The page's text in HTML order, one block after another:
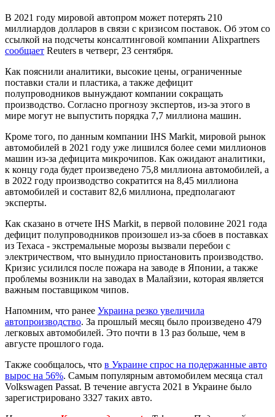
В 2021 году мировой автопром может потерять 210
миллиардов долларов в связи с кризисом поставок. Об этом со
ссылкой на подсчеты консалтинговой компании Alixpartners
сообщает Reuters в четверг, 23 сентября.
Как пояснили аналитики, высокие цены, ограниченные
поставки стали и пластика, а также дефицит
полупроводников вынуждают компании сокращать
производство. Согласно прогнозу экспертов, из-за этого в
мире могут не выпустить порядка 7,7 миллиона машин.
Кроме того, по данным компании IHS Markit, мировой рынок
автомобилей в 2021 году уже лишился более семи миллионов
машин из-за дефицита микрочипов. Как ожидают аналитики,
к концу года будет произведено 75,8 миллиона автомобилей, а
в 2022 году производство сократится на 8,45 миллиона
автомобилей и составит 82,6 миллиона, предполагают
эксперты.
Как сказано в отчете IHS Markit, в первой половине 2021 года
дефицит полупроводников произошел из-за сбоев в поставках
из Техаса - экстремальные морозы вызвали перебои с
электричеством, что вынудило приостановить производство.
Кризис усилился после пожара на заводе в Японии, а также
проблемы возникли на заводах в Малайзии, которая является
важным поставщиком чипов.
Напомним, что ранее Украина резко увеличила
автопроизводство. За прошлый месяц было произведено 479
легковых автомобилей. Это почти в 13 раз больше, чем в
августе прошлого года.
Также сообщалось, что в Украине спрос на подержанные авто
вырос на 56%. Самым популярным автомобилем месяца стал
Volkswagen Passat. В течение августа 2021 в Украине было
зарегистрировано 3327 таких авто.